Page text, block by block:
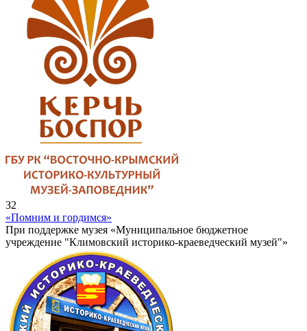
32
«Помним и гордимся»
При поддержке музея «Муниципальное бюджетное
учреждение "Климовский историко-краеведческий музей"»